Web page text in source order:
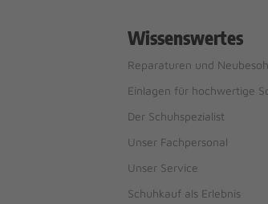
Wissenswertes
Reparaturen und
Einlagen für hochwertige
Der Schuhspezialist
Unser Fachpersonal
Unser Service
Schuhkauf als Erlebnis